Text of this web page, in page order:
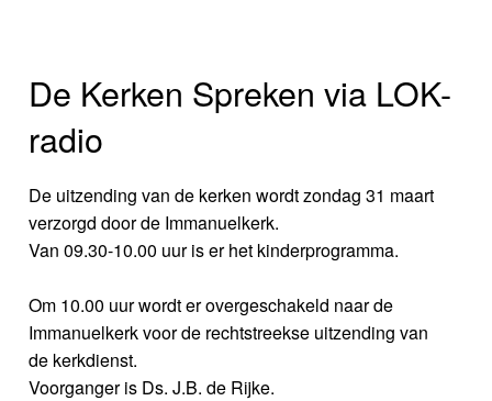
De Kerken Spreken via LOK-
radio
De uitzending van de kerken wordt zondag 31 maart
verzorgd door de Immanuelkerk.
Van 09.30-10.00 uur is er het kinderprogramma.
Om 10.00 uur wordt er overgeschakeld naar de
Immanuelkerk voor de rechtstreekse uitzending van
de kerkdienst.
Voorganger is Ds. J.B. de Rijke.